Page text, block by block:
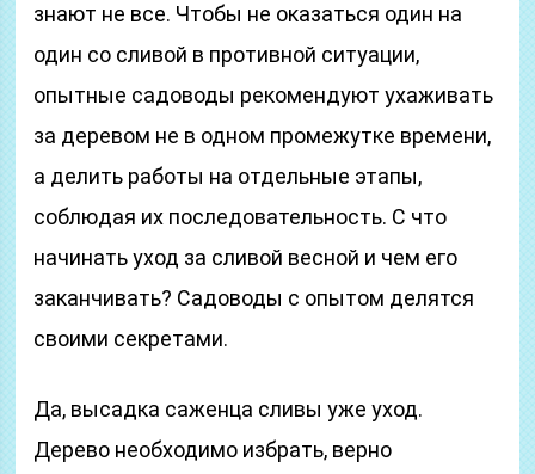
знают не все. Чтобы не оказаться один на
один со сливой в противной ситуации,
опытные садоводы рекомендуют ухаживать
за деревом не в одном промежутке времени,
а делить работы на отдельные этапы,
соблюдая их последовательность. С что
начинать уход за сливой весной и чем его
заканчивать? Садоводы с опытом делятся
своими секретами.
Да, высадка саженца сливы уже уход.
Дерево необходимо избрать, верно